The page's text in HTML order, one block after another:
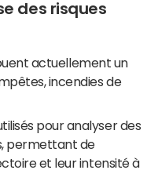
des risques
actuellement un
incendies de
pour analyser des
permettant de
et leur intensité à